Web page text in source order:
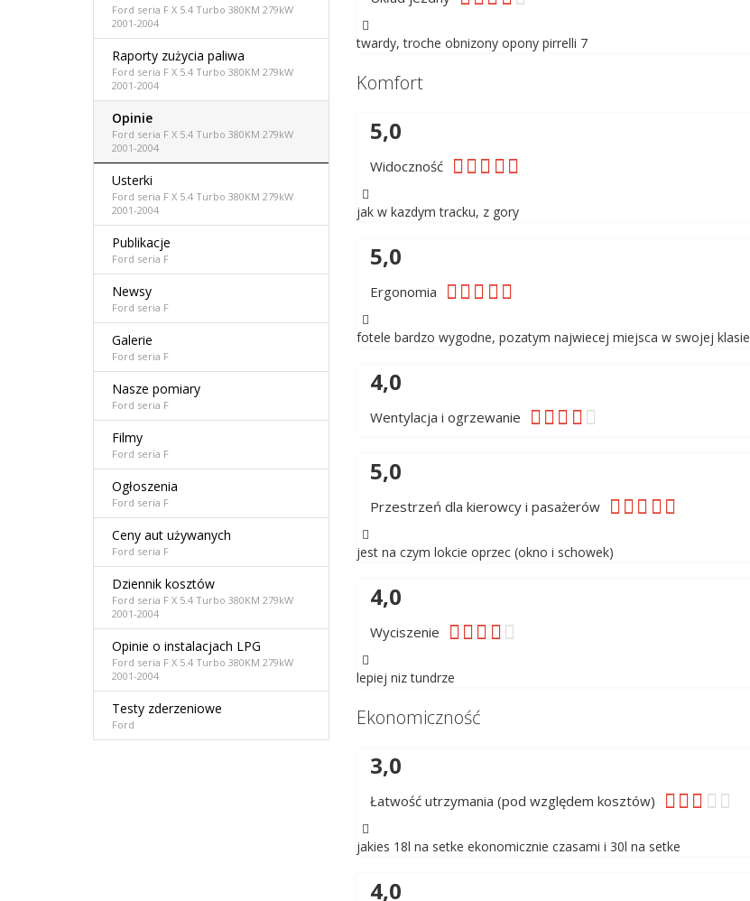
twardy, troche obnizony opony pirrelli 7
Komfort
5,0
Widoczność
jak w kazdym tracku, z gory
5,0
Ergonomia
fotele bardzo wygodne, pozatym najwiecej miejsca w swojej klasie
4,0
Wentylacja i ogrzewanie
5,0
Przestrzeń dla kierowcy i pasażerów
jest na czym lokcie oprzec (okno i schowek)
4,0
Wyciszenie
lepiej niz tundrze
Ekonomiczność
3,0
Łatwość utrzymania (pod względem kosztów)
jakies 18l na setke ekonomicznie czasami i 30l na setke
4,0
Ford seria F X 5.4 Turbo 380KM 279kW
2001-2004
Raporty zużycia paliwa
Ford seria F X 5.4 Turbo 380KM 279kW
2001-2004
Opinie
Ford seria F X 5.4 Turbo 380KM 279kW
2001-2004
Usterki
Ford seria F X 5.4 Turbo 380KM 279kW
2001-2004
Publikacje
Ford seria F
Newsy
Ford seria F
Galerie
Ford seria F
Nasze pomiary
Ford seria F
Filmy
Ford seria F
Ogłoszenia
Ford seria F
Ceny aut używanych
Ford seria F
Dziennik kosztów
Ford seria F X 5.4 Turbo 380KM 279kW
2001-2004
Opinie o instalacjach LPG
Ford seria F X 5.4 Turbo 380KM 279kW
2001-2004
Testy zderzeniowe
Ford